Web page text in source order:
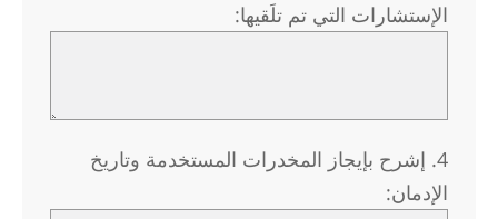
الإستشارات التي تم تلَقيها:
4. إشرح بإيجاز المخدرات المستخدمة وتاريخ
الإدمان: